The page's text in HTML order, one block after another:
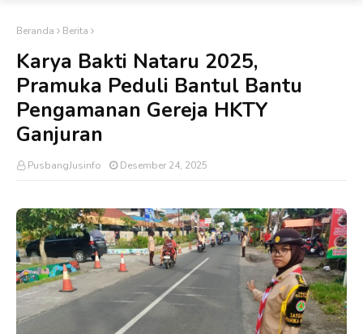
Beranda Berita
Karya Bakti Nataru 2025,
Pramuka Peduli Bantul Bantu
Pengamanan Gereja HKTY
Ganjuran
PusbangJusinfo Desember 24, 2025